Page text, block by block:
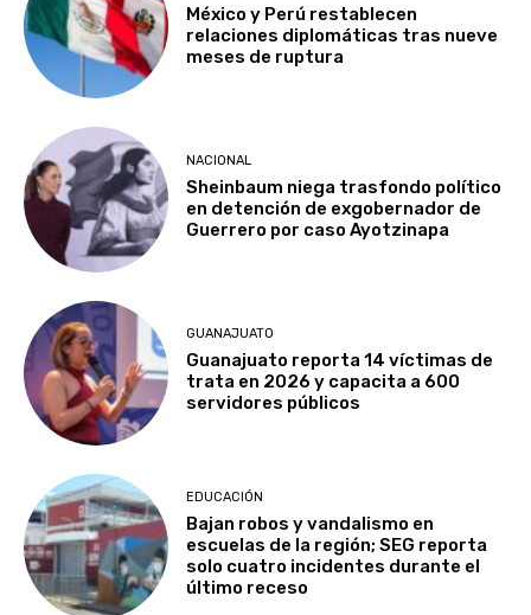
México y Perú restablecen
relaciones diplomáticas tras nueve
meses de ruptura
NACIONAL
Sheinbaum niega trasfondo político
en detención de exgobernador de
Guerrero por caso Ayotzinapa
GUANAJUATO
Guanajuato reporta 14 víctimas de
trata en 2026 y capacita a 600
servidores públicos
EDUCACIÓN
Bajan robos y vandalismo en
escuelas de la región; SEG reporta
solo cuatro incidentes durante el
último receso